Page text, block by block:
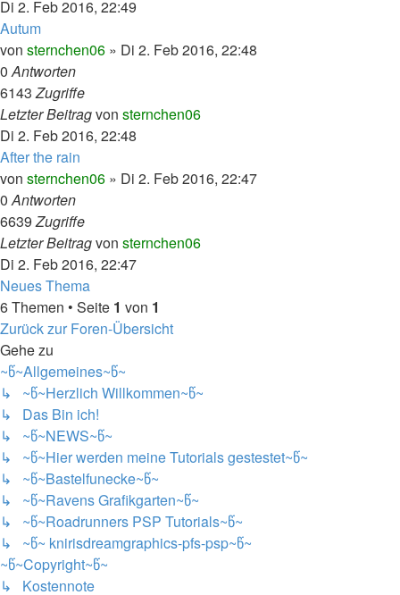
Di 2. Feb 2016, 22:49
Autum
von sternchen06 » Di 2. Feb 2016, 22:48
0Antworten
6143Zugriffe
Letzter Beitragvon sternchen06
Di 2. Feb 2016, 22:48
After the rain
von sternchen06 » Di 2. Feb 2016, 22:47
0Antworten
6639Zugriffe
Letzter Beitragvon sternchen06
Di 2. Feb 2016, 22:47
Neues Thema
6 Themen • Seite 1 von 1
Zurück zur Foren-Übersicht
Gehe zu
~წ~Allgemeines~წ~
↳ ~წ~Herzlich Willkommen~წ~
↳ Das Bin ich!
↳ ~წ~NEWS~წ~
↳ ~წ~Hier werden meine Tutorials gestestet~წ~
↳ ~წ~Bastelfunecke~წ~
↳ ~წ~Ravens Grafikgarten~წ~
↳ ~წ~Roadrunners PSP Tutorials~წ~
↳ ~წ~ knirisdreamgraphics-pfs-psp~წ~
~წ~Copyright~წ~
↳ Kostennote